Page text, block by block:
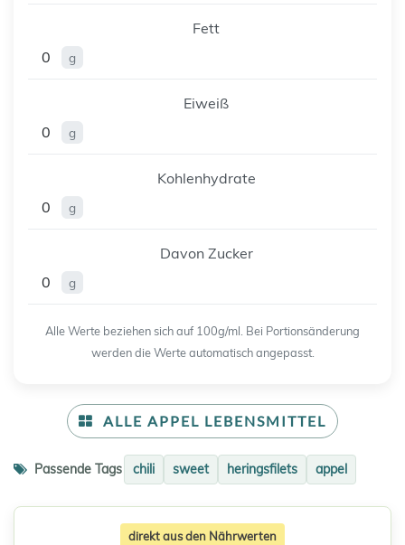
Fett
0
g
Eiweiß
0
g
Kohlenhydrate
0
g
Davon Zucker
0
g
Alle Werte beziehen sich auf 100g/ml. Bei Portionsänderung
werden die Werte automatisch angepasst.
ALLE APPEL LEBENSMITTEL
Passende Tags chili sweet heringsfilets appel
direkt aus den Nährwerten